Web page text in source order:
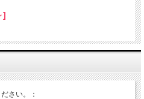
]
さい。：